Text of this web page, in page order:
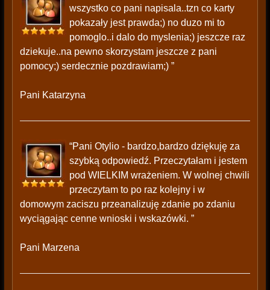
wszystko co pani napisala..tzn co karty
pokazały jest prawda;) no duzo mi to
pomoglo..i dalo do myslenia;) jeszcze raz
dziekuje..na pewno skorzystam jeszcze z pani
pomocy;) serdecznie pozdrawiam;) ”
Pani Katarzyna
“Pani Otylio - bardzo,bardzo dziękuję za
szybką odpowiedź. Przeczytałam i jestem
pod WIELKIM wrażeniem. W wolnej chwili
przeczytam to po raz kolejny i w
domowym zaciszu przeanalizuję zdanie po zdaniu
wyciągając cenne wnioski i wskazówki. ”
Pani Marzena